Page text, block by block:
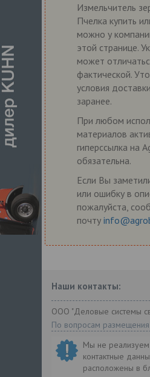
Измельчитель
Пчелка купить
можно у
этой странице.
может
фактической.
условия
заранее.
При любом
материалов
гиперссылка на
обязательна.
Если Вы
или ошибку в
пожалуйста,
почту
Наши контакты:
ООО "Деловые системы
По вопросам
Мы не
контактные
расположены в